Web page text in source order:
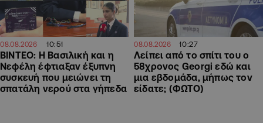
08.08.2026 10:51
ΒΙΝΤΕΟ: Η Βασιλική και η
Νεφέλη έφτιαξαν έξυπνη
συσκευή που μειώνει τη
σπατάλη νερού στα γήπεδα
08.08.2026 10:27
Λείπει από το σπίτι του ο
58χρονος Georgi εδώ και
μια εβδομάδα, μήπως τον
είδατε; (ΦΩΤΟ)